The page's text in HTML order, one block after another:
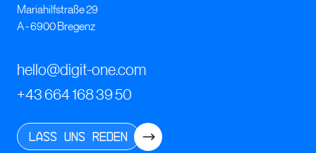
Mariahilfstraße 29
A - 6900 Bregenz
hello@digit-one.com
+43 664 168 39 50
Lass uns reden